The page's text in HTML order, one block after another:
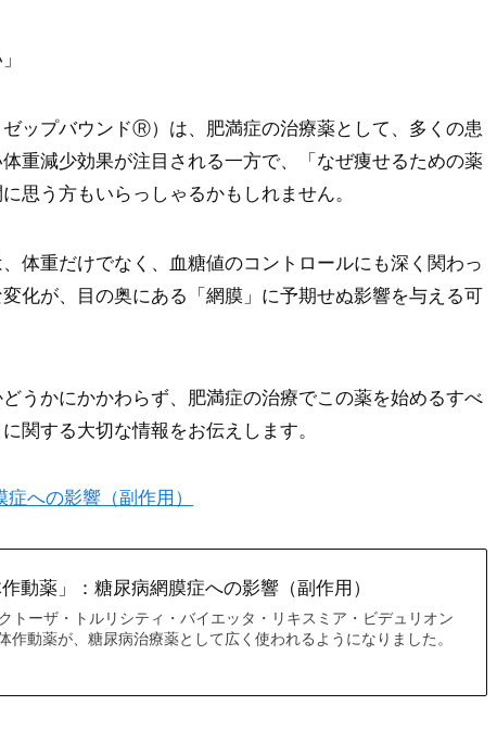
ップバウンドⓇ）は、肥満症の治療薬として、多くの患
重減少効果が注目される一方で、「なぜ痩せるための薬
思う方もいらっしゃるかもしれません。
体重だけでなく、血糖値のコントロールにも深く関わっ
化が、目の奥にある「網膜」に予期せぬ影響を与える可
うかにかかわらず、肥満症の治療でこの薬を始めるすべ
関する大切な情報をお伝えします。
への影響（副作用）
作動薬」：糖尿病網膜症への影響（副作用）
トーザ・トルリシティ・バイエッタ・リキスミア・ビデュリオン
作動薬が、糖尿病治療薬として広く使われるようになりました。